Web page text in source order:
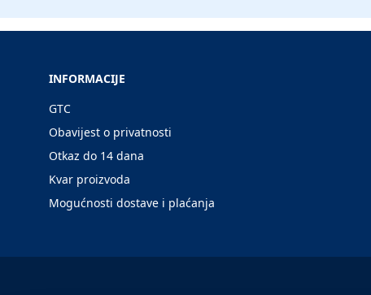
INFORMACIJE
GTC
Obavijest o privatnosti
Otkaz do 14 dana
Kvar proizvoda
Mogućnosti dostave i plaćanja